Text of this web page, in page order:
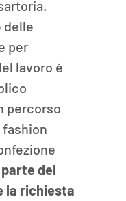
delle
per
lavoro è
percorso
del
la richiesta